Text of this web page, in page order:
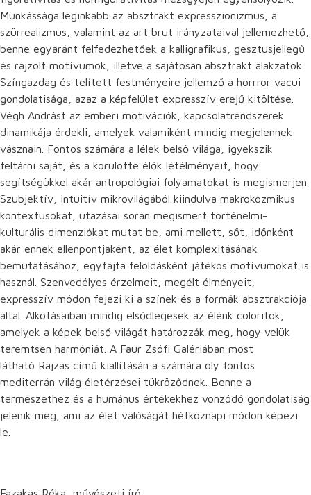
Munkássága leginkább az absztrakt expresszionizmus, a
szürrealizmus, valamint az art brut irányzataival jellemezhető,
benne egyaránt felfedezhetőek a kalligrafikus, gesztusjellegű
és rajzolt motívumok, illetve a sajátosan absztrakt alakzatok.
Színgazdag és telített festményeire jellemző a horrror vacui
gondolatisága, azaz a képfelület expresszív erejű kitöltése.
Végh Andrást az emberi motivációk, kapcsolatrendszerek
dinamikája érdekli, amelyek valamiként mindig megjelennek
vásznain. Fontos számára a lélek belső világa, igyekszik
feltárni saját, és a körülötte élők létélményeit, hogy
segítségükkel akár antropológiai folyamatokat is megismerjen.
Szubjektív, intuitív mikrovilágából kiindulva makrokozmikus
kontextusokat, utazásai során megismert történelmi-
kulturális dimenziókat mutat be, ami mellett, sőt, időnként
akár ennek ellenpontjaként, az élet komplexitásának
bemutatásához, egyfajta feloldásként játékos motívumokat is
használ. Szenvedélyes érzelmeit, megélt élményeit,
expresszív módon fejezi ki a színek és a formák absztrakciója
által. Alkotásaiban mindig elsődlegesek az élénk coloritok,
amelyek a képek belső világát határozzák meg, hogy velük
teremtsen harmóniát. A Faur Zsófi Galériában most
látható Rajzás című kiállításán a számára oly fontos
mediterrán világ életérzései tükröződnek. Benne a
természethez és a humánus értékekhez vonzódó gondolatiság
jelenik meg, ami az élet valóságát hétköznapi módon képezi
le.